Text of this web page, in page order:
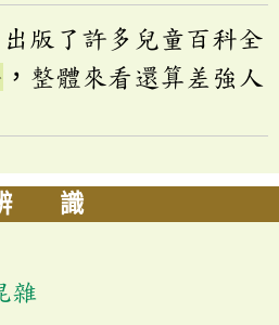
版了許多兒童百科全
，整體來看還算差強人
識
雜